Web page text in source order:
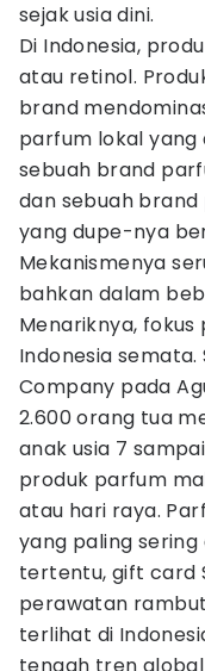
sejak usia dini.
Di Indonesia,
atau retinol.
brand
parfum lokal yang
sebuah brand
dan sebuah
yang dupe-nya
Mekanismenya
bahkan dalam
Menariknya,
Indonesia
Company pada
2.600 orang tua
anak usia 7
produk parfum
atau hari raya.
yang paling
tertentu, gift card
perawatan
terlihat di